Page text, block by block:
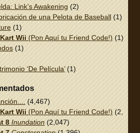
Link’s Awakening (2)
de una Pelota de Baseball (1)
(1)
Wii (Pon Aquí tu Friend Code!) (1)
(1)
‘De Película’(1)
(4,467)
Wii (Pon Aquí tu Friend Code!) (2,337)
8 Inundation (2,047)